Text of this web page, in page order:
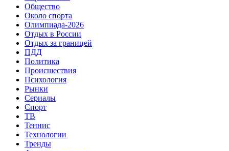
Общество
Около спорта
Олимпиада-2026
Отдых в России
Отдых за границей
ПДД
Политика
Происшествия
Психология
Рынки
Сериалы
Спорт
ТВ
Теннис
Технологии
Тренды